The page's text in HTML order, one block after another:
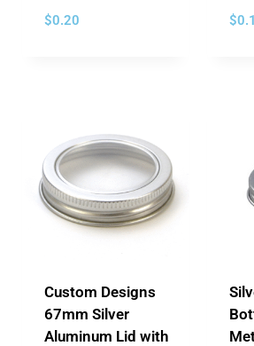
$0.20 $
Custom Designs
67mm Silver
Aluminum Lid with